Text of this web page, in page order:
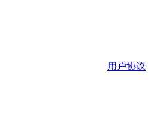
用户协议